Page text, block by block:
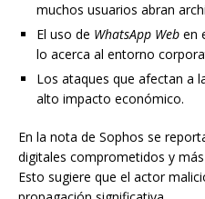
muchos usuarios abran
El uso de WhatsApp Web en
lo acerca al entorno
Los ataques que afectan a
alto impacto económico.
En la nota de Sophos se
digitales comprometidos y
Esto sugiere que el actor